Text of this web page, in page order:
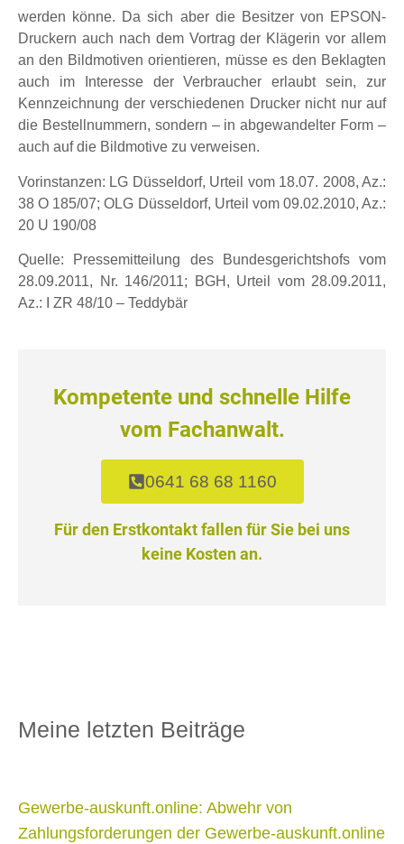
werden könne. Da sich aber die Besitzer von EPSON-
Druckern auch nach dem Vortrag der Klägerin vor allem
an den Bildmotiven orientieren, müsse es den Beklagten
auch im Interesse der Verbraucher erlaubt sein, zur
Kennzeichnung der verschiedenen Drucker nicht nur auf
die Bestellnummern, sondern – in abgewandelter Form –
auch auf die Bildmotive zu verweisen.
Vorinstanzen: LG Düsseldorf, Urteil vom 18.07. 2008, Az.:
38 O 185/07; OLG Düsseldorf, Urteil vom 09.02.2010, Az.:
20 U 190/08
Quelle: Pressemitteilung des Bundesgerichtshofs vom
28.09.2011, Nr. 146/2011; BGH, Urteil vom 28.09.2011,
Az.: I ZR 48/10 – Teddybär
Kompetente und schnelle Hilfe
vom Fachanwalt.
0641 68 68 1160
Für den Erstkontakt fallen für Sie bei uns
keine Kosten an.
Meine letzten Beiträge
Gewerbe-auskunft.online: Abwehr von
Zahlungsforderungen der Gewerbe-auskunft.online